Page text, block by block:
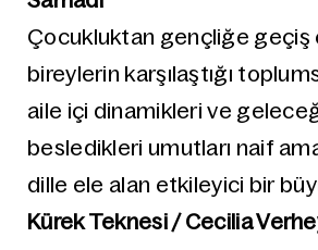
Çocukluktan gençliğe geçiş
bireylerin karşılaştığı
aile içi dinamikleri ve
besledikleri umutları naif
dille ele alan etkileyici bir
Kürek Teknesi / Cecilia